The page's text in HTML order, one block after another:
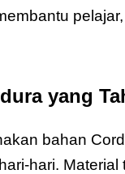
yang
bahan
hari.